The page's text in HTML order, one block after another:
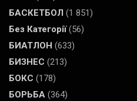
БАСКЕТБОЛ (1 851)
Без Категорії(56)
БИАТЛОН (633)
БИЗНЕС (213)
БОКС (178)
БОРЬБА (364)